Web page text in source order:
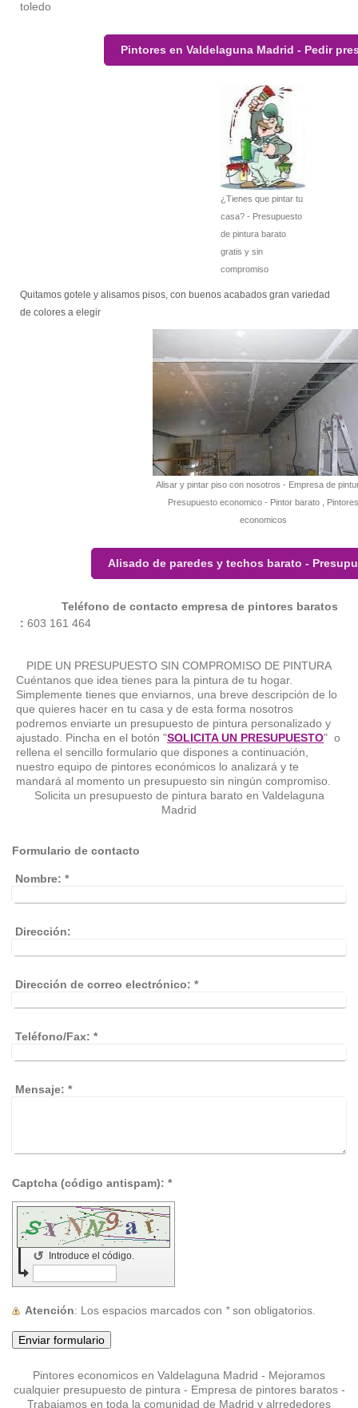
toledo
Pintores en Valdelaguna Madrid - Pedir
¿Tienes que pintar tu
casa? - Presupuesto
de pintura barato
gratis y sin
compromiso
Quitamos gotele y alisamos pisos, con buenos acabados gran variedad
de colores a elegir
Alisar y pintar piso con nosotros - Empresa de
Presupuesto economico - Pintor barato , Pintores
economicos
Alisado de paredes y techos barato -
Teléfono de contacto empresa de pintores baratos
: 603 161 464
PIDE UN PRESUPUESTO SIN COMPROMISO DE PINTURA
Cuéntanos que idea tienes para la pintura de tu hogar.
Simplemente tienes que enviarnos, una breve descripción de lo
que quieres hacer en tu casa y de esta forma nosotros
podremos enviarte un presupuesto de pintura personalizado y
ajustado. Pincha en el botón "SOLICITA UN PRESUPUESTO" o
rellena el sencillo formulario que dispones a continuación,
nuestro equipo de pintores económicos lo analizará y te
mandará al momento un presupuesto sin ningún compromiso.
Solicita un presupuesto de pintura barato en Valdelaguna
Madrid
Formulario de contacto
Nombre: *
Dirección:
Dirección de correo electrónico: *
Teléfono/Fax: *
Mensaje: *
Captcha (código antispam): *
Introduce el código.
↺
Atención : Los espacios marcados con *son obligatorios.
Pintores economicos en Valdelaguna Madrid - Mejoramos
cualquier presupuesto de pintura - Empresa de pintores baratos -
Trabajamos en toda la comunidad de Madrid y alrrededores